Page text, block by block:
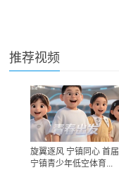
推荐视频
旋翼逐风 宁镇同心 首届
宁镇青少年低空体育...